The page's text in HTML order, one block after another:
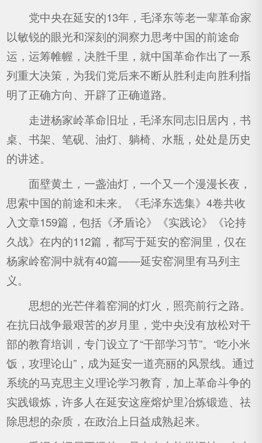
党中央在延安的13年，毛泽东等老一辈革命家
以敏锐的眼光和深刻的洞察力思考中国的前途命
运，运筹帷幄，决胜千里，就中国革命作出了一系
列重大决策，为我们党后来不断从胜利走向胜利指
明了正确方向、开辟了正确道路。
走进杨家岭革命旧址，毛泽东同志旧居内，书
桌、书架、笔砚、油灯、躺椅、水瓶，处处是历史
的讲述。
面壁黄土，一盏油灯，一个又一个漫漫长夜，
思索中国的前途和未来。《毛泽东选集》4卷共收
入文章159篇，包括《矛盾论》《实践论》《论持
久战》在内的112篇，都写于延安的窑洞里，仅在
杨家岭窑洞中就有40篇——延安窑洞里有马列主
义。
思想的光芒伴着窑洞的灯火，照亮前行之路。
在抗日战争最艰苦的岁月里，党中央没有放松对干
部的教育培训，专门设立了“干部学习节”。“吃小米
饭，攻理论山”，成为延安一道亮丽的风景线。通过
系统的马克思主义理论学习教育，加上革命斗争的
实践锻炼，许多人在延安这座熔炉里冶炼锻造、祛
除思想的杂质，在政治上日益成熟起来。